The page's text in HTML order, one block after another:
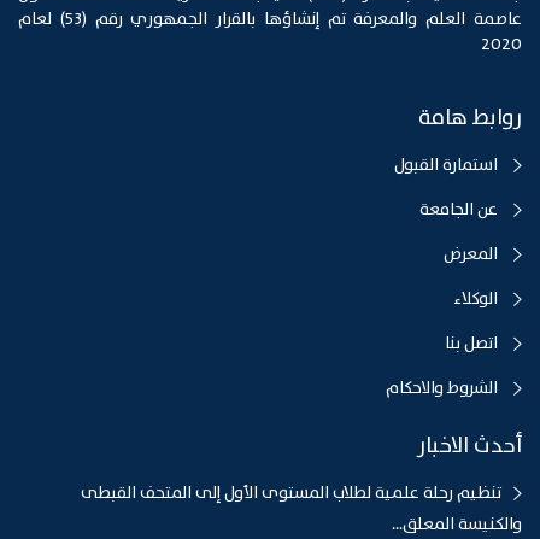
عاصمة العلم والمعرفة تم إنشاؤها بالقرار الجمهوري رقم (53) لعام
2020
روابط هامة
استمارة القبول
عن الجامعة
المعرض
الوكلاء
اتصل بنا
الشروط والاحكام
أحدث الاخبار
تنظيم رحلة علمية لطلاب المستوى الأول إلى المتحف القبطى
والكنيسة المعلق...